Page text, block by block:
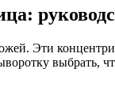
Эти
выбрать,